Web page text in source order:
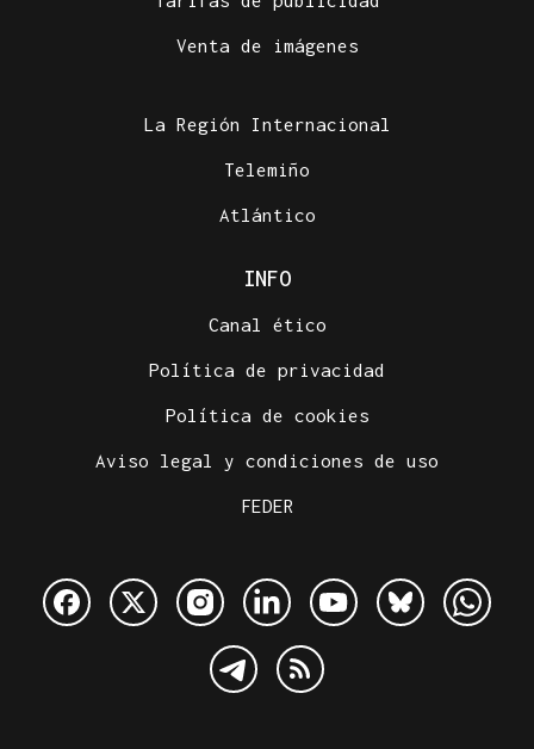
Venta de imágenes
La Región Internacional
Telemiño
Atlántico
INFO
Canal ético
Política de privacidad
Política de cookies
Aviso legal y condiciones de uso
FEDER